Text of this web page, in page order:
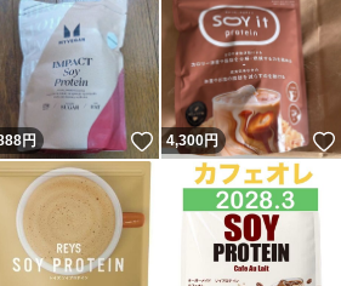
ね！
円 いいね！
4,300円